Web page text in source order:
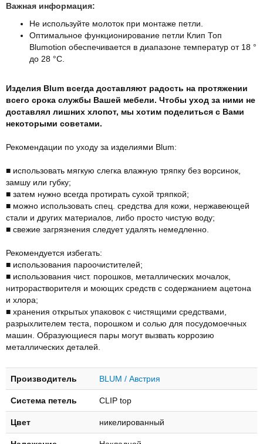
Важная информация:
Не используйте молоток при монтаже петли.
Оптимальное функционирование петли Клип Топ
Blumotion обеспечивается в диапазоне температур от 18 °
до 28 °С.
Изделия Blum всегда доставляют радость на протяжении
всего срока службы Вашей мебели. Чтобы уход за ними не
доставлял лишних хлопот, мы хотим поделиться с Вами
некоторыми советами.
Рекомендации по уходу за изделиями Blum:
■ использовать мягкую слегка влажную тряпку без ворсинок,
замшу или губку;
■ затем нужно всегда протирать сухой тряпкой;
■ можно использовать спец. средства для кожи, нержавеющей
стали и других материалов, либо просто чистую воду;
■ свежие загрязнения следует удалять немедленно.
Рекомендуется избегать:
■ использования пароочистителей;
■ использования чист. порошков, металлических мочалок,
нитрорастворителя и моющих средств с содержанием ацетона
и хлора;
■ хранения открытых упаковок с чистящими средствами,
разрыхлителем теста, порошком и солью для посудомоечных
машин. Образующиеся пары могут вызвать коррозию
металлических деталей.
Производитель BLUM / Австрия
Система петель CLIP top
Цвет никелированный